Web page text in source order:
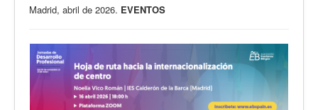
Madrid, abril de 2026. EVENTOS